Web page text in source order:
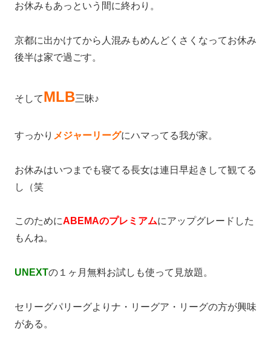
お休みもあっという間に終わり。
京都に出かけてから人混みもめんどくさくなってお休み
後半は家で過ごす。
そしてMLB三昧♪
すっかり メジャーリーグにハマってる我が家。
お休みはいつまでも寝てる長女は連日早起きして観てる
し（笑
このためにABEMAのプレミアムにアップグレードした
もんね。
UNEXTの１ヶ月無料お試しも使って見放題。
セリーグパリーグよりナ・リーグア・リーグの方が興味
がある。